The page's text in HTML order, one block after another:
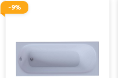
-9%